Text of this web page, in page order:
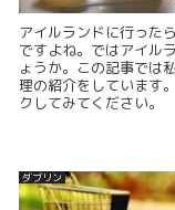
アイルランドに行った
ですよね。ではアイル
ょうか。この記事では
理の紹介をしています
クしてみてください。
ダブリン